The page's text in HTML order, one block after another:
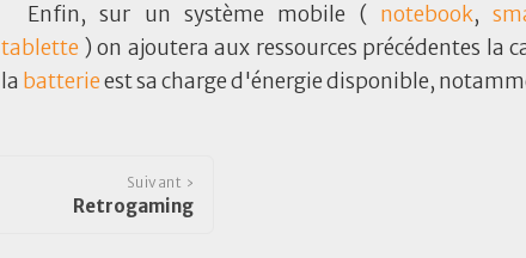
Enfin, sur un système mobile ( notebook,
tablette ) on ajoutera aux ressources précédentes la
la batterieest sa charge d'énergie disponible,
Suivant ›
Retrogaming